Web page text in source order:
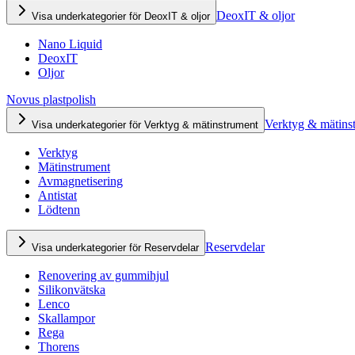
Visa underkategorier för DeoxIT & oljor DeoxIT & oljor
Nano Liquid
DeoxIT
Oljor
Novus plastpolish
Visa underkategorier för Verktyg & mätinstrument Verktyg &
Verktyg
Mätinstrument
Avmagnetisering
Antistat
Lödtenn
Visa underkategorier för Reservdelar Reservdelar
Renovering av gummihjul
Silikonvätska
Lenco
Skallampor
Rega
Thorens